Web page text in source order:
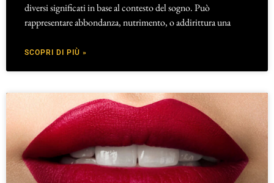
diversi significati in base al contesto del sogno. Può
rappresentare abbondanza, nutrimento, o addirittura una
SCOPRI DI PIÙ »